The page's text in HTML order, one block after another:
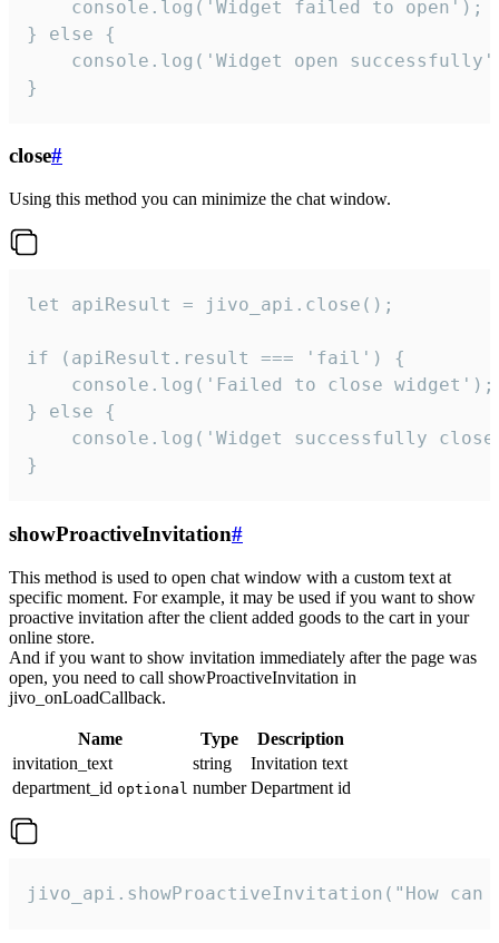
    console.log('Widget failed to open');
} else {
console.log('Widget open
}
close#
Using this method you can minimize the chat window.
let apiResult = jivo_api.close();
if (apiResult.result === 'fail') {
    console.log('Failed to close widget');
} else {
console.log('Widget successfully
}
showProactiveInvitation#
This method is used to open chat window with a custom text at
specific moment. For example, it may be used if you want to show
proactive invitation after the client added goods to the cart in your
online store.
And if you want to show invitation immediately after the page was
open, you need to call showProactiveInvitation in
jivo_onLoadCallback.
Name Type
Description
invitation_text
string
Invitation text
department_id optional number Department id
jivo_api.showProactiveInvitation("How